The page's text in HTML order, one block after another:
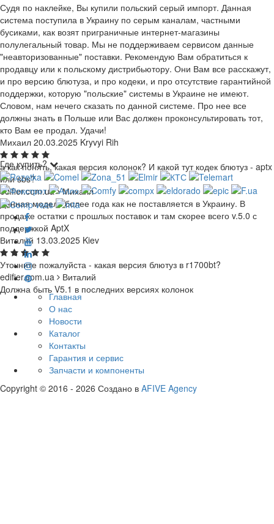
Судя по наклейке, Вы купили польский серый импорт. Данная
система поступила в Украину по серым каналам, частными
бусиками, как возят приграничные интернет-магазины
полулегальный товар. Мы не поддерживаем сервисом данные
"неавторизованные" поставки. Рекомендую Вам обратиться к
продавцу или к польскому дистрибьютору. Они Вам все расскажут,
и про версию блютуза, и про кодеки, и про отсутствие гарантийной
поддержки, которую "польские" системы в Украине не имеют.
Словом, нам нечего сказать по данной системе. Про нее все
должны знать в Польше или Вас должен проконсультировать тот,
кто Вам ее продал. Удачи!
Михаил 20.03.2025 Kryvyi Rih
а как понять, какая версия колонок? И какой тут кодек блютуз - aptx
или sbs?
edifier.com.ua
Михаил
Данная модель более года как не поставляется в Украину. В
продаже остатки с прошлых поставок и там скорее всего v.5.0 с
поддержкой AptX
Виталий 13.03.2025 Kiev
Уточните пожалуйста - какая версия блютуз в r1700bt?
edifier.com.ua
Виталий
Должна быть V5.1 в последних версиях колонок
Где купить?
Главная
О нас
Новости
Каталог
Контакты
Гарантия и сервис
Запчасти и компоненты
Copyright © 2016 - 2026 Создано в AFIVE Agency